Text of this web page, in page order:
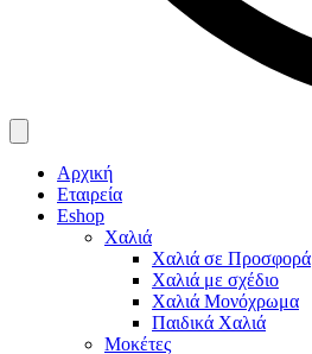
Αρχική
Εταιρεία
Eshop
Χαλιά
Χαλιά σε Προσφορά
Χαλιά με σχέδιο
Χαλιά Μονόχρωμα
Παιδικά Χαλιά
Μοκέτες